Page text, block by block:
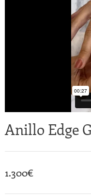
Anillo Edge
1.300€